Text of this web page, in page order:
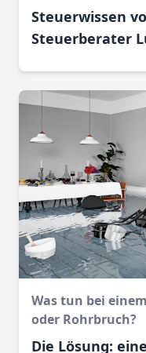
Steuerwissen
Steuerberater
Was tun bei
oder Rohr­bruch?
Die Lösung: